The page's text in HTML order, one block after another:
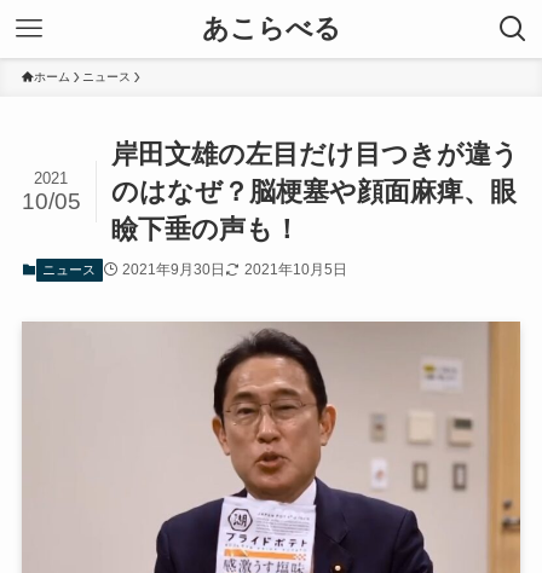
あこらべる
ホーム ニュース
岸田文雄の左目だけ目つきが違う
のはなぜ？脳梗塞や顔面麻痺、眼
瞼下垂の声も！
2021
10/05
ニュース 2021年9月30日 2021年10月5日